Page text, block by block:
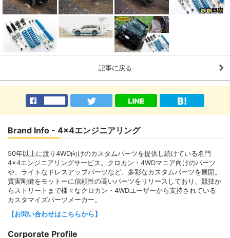
記事に戻る
Brand Info - 4x4エンジニアリング
50年以上に渡り4WD向けのカスタムパーツを提供し続けている名門
4×4エンジニアリングサービス。クロカン・4WDマニア向けのパーツ
や、ライトなドレスアップパーツなど、多彩なカスタムパーツを展開。
質実剛健をモットーに信頼性の高いパーツをリリースしており、競技か
らストリートまで様々なクロカン・4WDユーザーから支持されている
カスタマイズパーツメーカー。
【お問い合わせはこちらから】
Corporate Profile